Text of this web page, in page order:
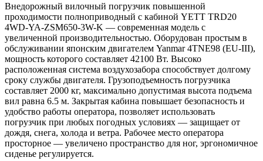
Внедорожный вилочный погрузчик повышенной
проходимости полноприводный с кабиной YETT TRD20
4WD-YA-ZSM650-3W-K — современная модель с
увеличенной производительностью. Оборудован простым в
обслуживании японским двигателем Yanmar 4TNE98 (EU-III),
мощность которого составляет 42100 Вт. Высоко
расположенная система воздухозабора способствует долгому
сроку службы двигателя. Грузоподъемность погрузчика
составляет 2000 кг, максимально допустимая высота подъема
вил равна 6.5 м. Закрытая кабина повышает безопасность и
удобство работы оператора, позволяет использовать
погрузчик при любых погодных условиях — защищает от
дождя, снега, холода и ветра. Рабочее место оператора
просторное — увеличено пространство для ног, эргономичное
сиденье регулируется.